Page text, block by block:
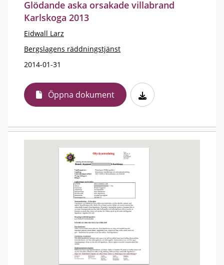
Glödande aska orsakade villabrand
Karlskoga 2013
Eidwall Larz
Bergslagens räddningstjänst
2014-01-31
Öppna dokument